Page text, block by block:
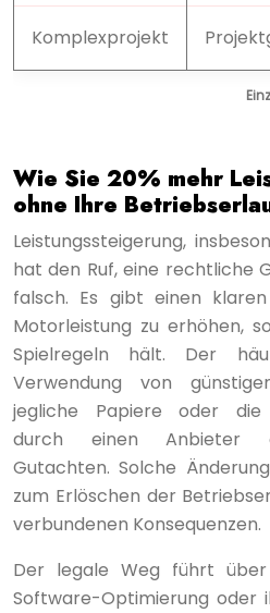
Komplexprojekt
Wie Sie 20% mehr
ohne Ihre
Leistungssteigerung,
hat den Ruf, eine rechtliche
falsch. Es gibt einen
Motorleistung zu erhöhen,
Spielregeln hält. Der
Verwendung von
jegliche Papiere oder die
durch einen Anbieter
Gutachten. Solche
zum Erlöschen der
verbundenen Konsequenzen.
Der legale Weg führt
Software-Optimierung oder